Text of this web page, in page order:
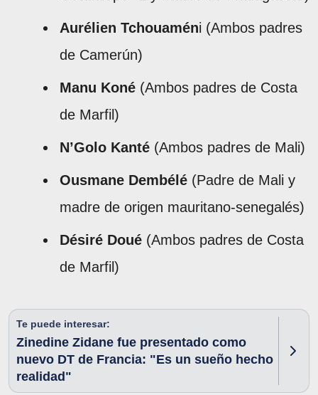
Aurélien Tchouaméni (Ambos padres
de Camerún)
Manu Koné (Ambos padres de Costa
de Marfil)
N’Golo Kanté (Ambos padres de Mali)
Ousmane Dembélé (Padre de Mali y
madre de origen mauritano-senegalés)
Désiré Doué (Ambos padres de Costa
de Marfil)
Te puede interesar:
Zinedine Zidane fue presentado como
nuevo DT de Francia: "Es un sueño hecho
realidad"